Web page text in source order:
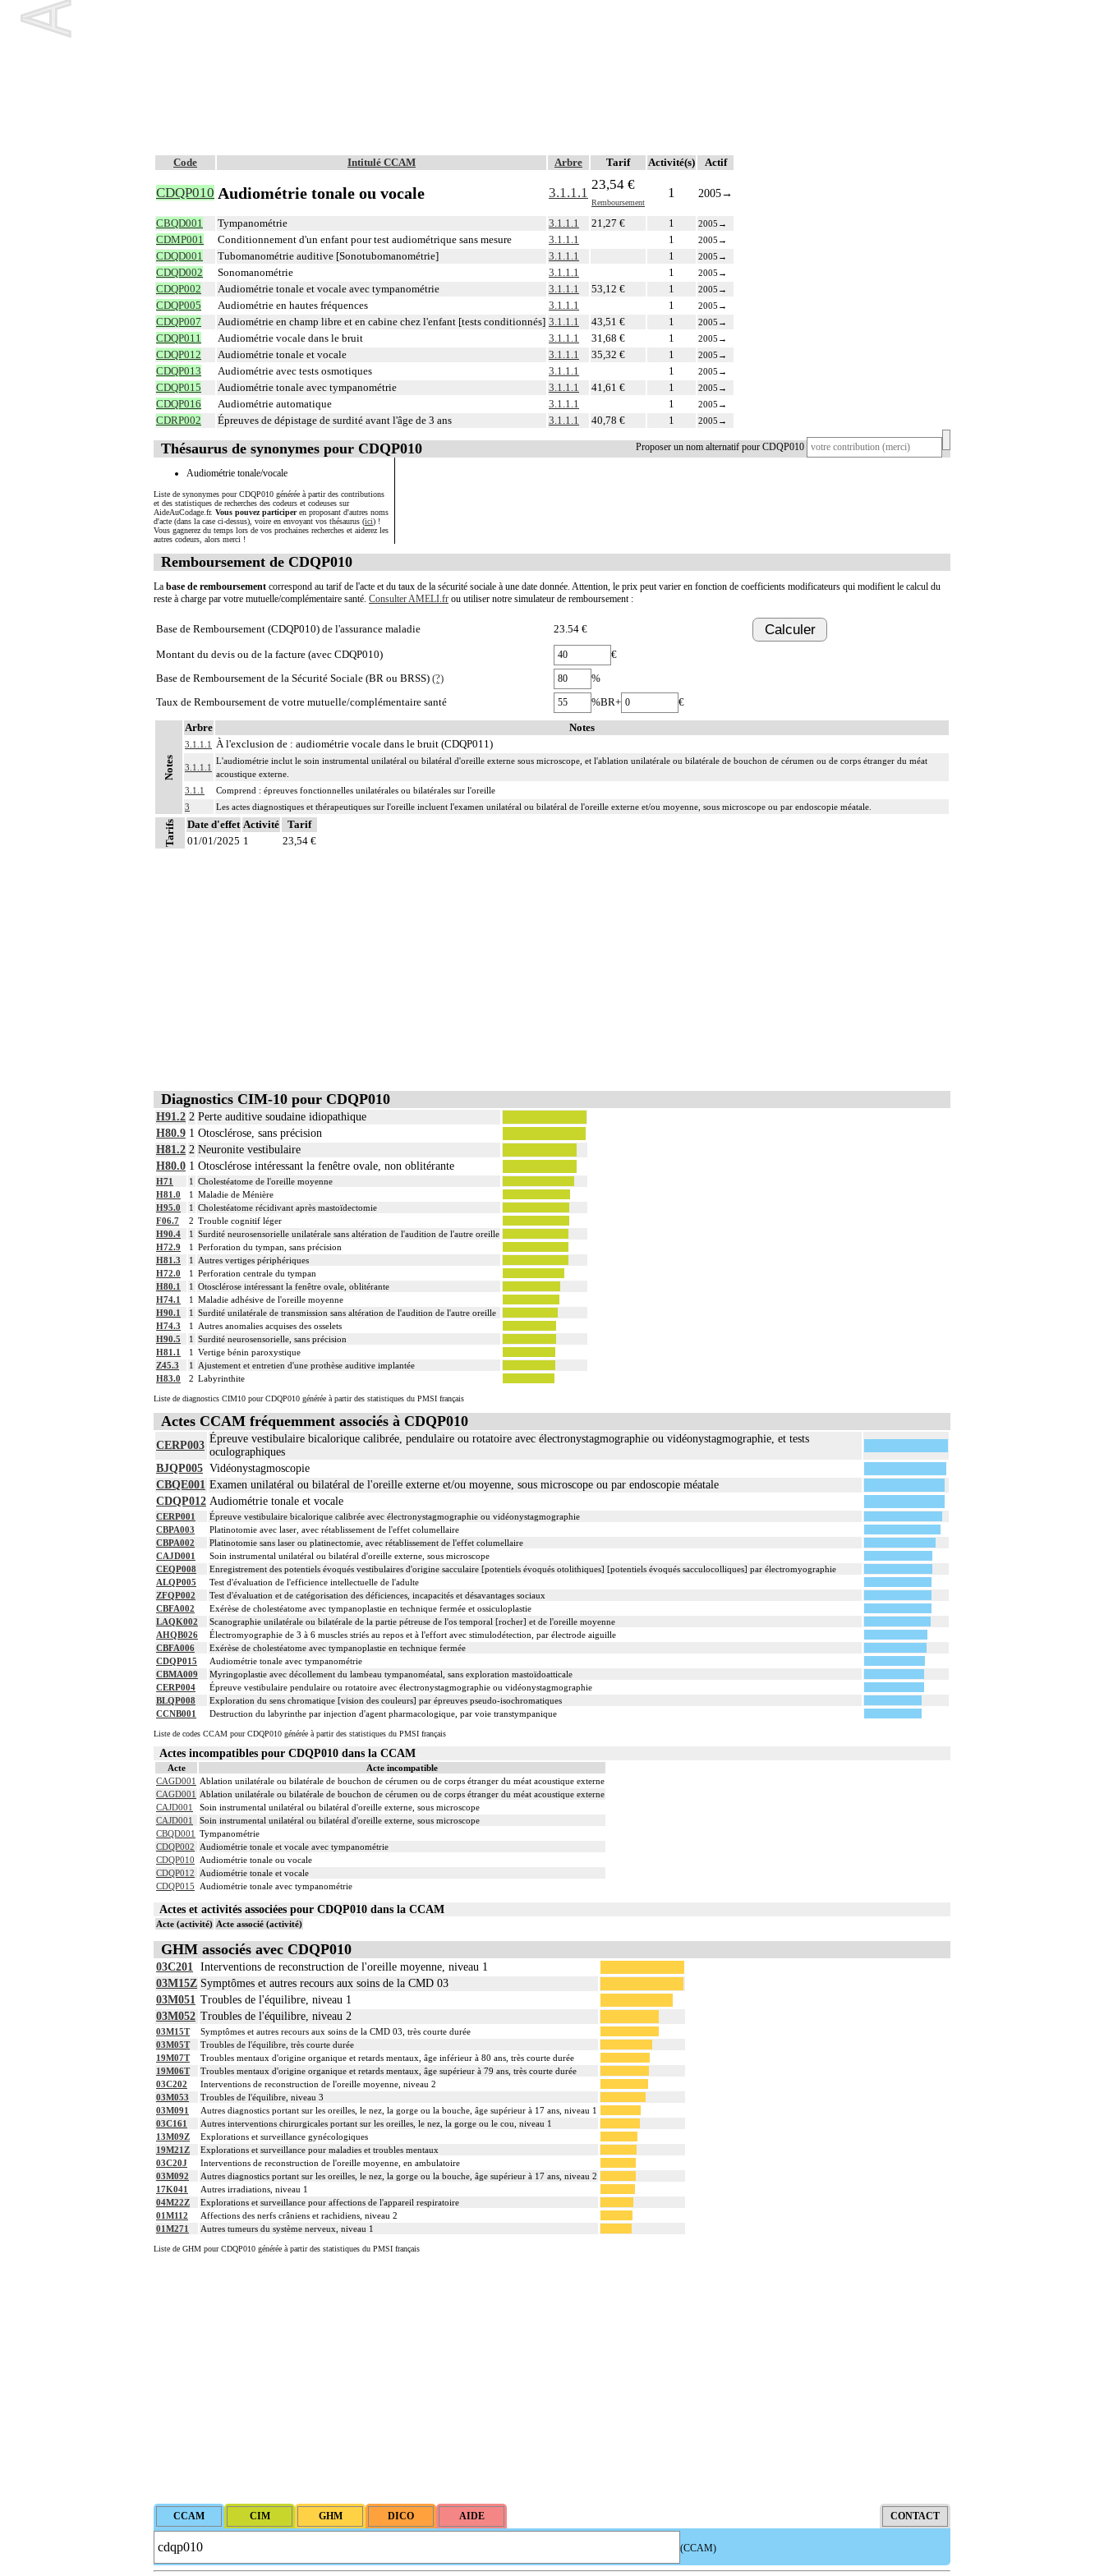
Code Intitulé CCAM Arbre Tarif Activité(s) Actif
CDQP010 Audiométrie tonale ou vocale 3.1.1.1
23,54 €
Remboursement
1 2005→
CBQD001 Tympanométrie 3.1.1.1 21,27 € 1 2005 →
CDMP001 Conditionnement d'un enfant pour test audiométrique sans mesure 3.1.1.1 1 2005 →
CDQD001 Tubomanométrie auditive [Sonotubomanométrie] 3.1.1.1 1 2005 →
CDQD002 Sonomanométrie 3.1.1.1 1 2005 →
CDQP002 Audiométrie tonale et vocale avec tympanométrie 3.1.1.1 53,12 € 1 2005 →
CDQP005 Audiométrie en hautes fréquences 3.1.1.1 1 2005 →
CDQP007 Audiométrie en champ libre et en cabine chez l'enfant [tests conditionnés] 3.1.1.1 43,51 € 1 2005 →
CDQP011 Audiométrie vocale dans le bruit 3.1.1.1 31,68 € 1 2005 →
CDQP012 Audiométrie tonale et vocale 3.1.1.1 35,32 € 1 2005 →
CDQP013 Audiométrie avec tests osmotiques 3.1.1.1 1 2005 →
CDQP015 Audiométrie tonale avec tympanométrie 3.1.1.1 41,61 € 1 2005 →
CDQP016 Audiométrie automatique 3.1.1.1 1 2005 →
CDRP002 Épreuves de dépistage de surdité avant l'âge de 3 ans 3.1.1.1 40,78 € 1 2005 →
Proposer un nom alternatif pour CDQP010
Thésaurus de synonymes pour CDQP010
Audiométrie tonale/vocale
Liste de synonymes pour CDQP010 générée à partir des contributions
et des statistiques de recherches des codeurs et codeuses sur
AideAuCodage.fr. Vous pouvez participeren proposant d'autres noms
d'acte (dans la case ci-dessus), voire en envoyant vos thésaurus (ici) !
Vous gagnerez du temps lors de vos prochaines recherches et aiderez les
autres codeurs, alors merci !
Remboursement de CDQP010
La base de remboursement correspond au tarif de l'acte et du taux de la sécurité sociale à une date donnée. Attention, le prix peut varier en fonction de coefficients modificateurs qui modifient le calcul du
reste à charge par votre mutuelle/complémentaire santé. Consulter AMELI.fr ou utiliser notre simulateur de remboursement :
Base de Remboursement (CDQP010) de l'assurance maladie 23.54 € Calculer
Montant du devis ou de la facture (avec CDQP010)
€
Base de Remboursement de la Sécurité Sociale (BR ou BRSS) (?)
%
Taux de Remboursement de votre mutuelle/complémentaire santé
%BR+ €
Notes
Arbre Notes
3.1.1.1 À l'exclusion de : audiométrie vocale dans le bruit (CDQP011)
3.1.1.1
L'audiométrie inclut le soin instrumental unilatéral ou bilatéral d'oreille externe sous microscope, et l'ablation unilatérale ou bilatérale de bouchon de cérumen ou de corps étranger du méat
acoustique externe.
3.1.1
Comprend : épreuves fonctionnelles unilatérales ou bilatérales sur l'oreille
3
Les actes diagnostiques et thérapeutiques sur l'oreille incluent l'examen unilatéral ou bilatéral de l'oreille externe et/ou moyenne, sous microscope ou par endoscopie méatale.
Tarifs Date d'effet Activité
Tarif
01/01/2025 1 23,54 €
Diagnostics CIM-10 pour CDQP010
H91.2 2 Perte auditive soudaine idiopathique
H80.9 1 Otosclérose, sans précision
H81.2 2 Neuronite vestibulaire
H80.0 1 Otosclérose intéressant la fenêtre ovale, non oblitérante
H71 1 Cholestéatome de l'oreille moyenne
H81.0
1 Maladie de Ménière
H95.0
1 Cholestéatome récidivant après mastoïdectomie
F06.7
2 Trouble cognitif léger
H90.4
1 Surdité neurosensorielle unilatérale sans altération de l'audition de l'autre oreille
H72.9
1 Perforation du tympan, sans précision
H81.3
1
Autres vertiges périphériques
H72.0
1 Perforation centrale du tympan
H80.1
1 Otosclérose intéressant la fenêtre ovale, oblitérante
H74.1
1 Maladie adhésive de l'oreille moyenne
H90.1
1 Surdité unilatérale de transmission sans altération de l'audition de l'autre oreille
H74.3
1
Autres anomalies acquises des osselets
H90.5
1 Surdité neurosensorielle, sans précision
H81.1
1 Vertige bénin paroxystique
Z45.3
1
Ajustement et entretien d'une prothèse auditive implantée
H83.0
2 Labyrinthite
Liste de diagnostics CIM10 pour CDQP010 générée à partir des statistiques du PMSI français
Actes CCAM fréquemment associés à CDQP010
CERP003
Épreuve vestibulaire bicalorique calibrée, pendulaire ou rotatoire avec électronystagmographie ou vidéonystagmographie, et tests
oculographiques
BJQP005 Vidéonystagmoscopie
CBQE001 Examen unilatéral ou bilatéral de l'oreille externe et/ou moyenne, sous microscope ou par endoscopie méatale
CDQP012 Audiométrie tonale et vocale
CERP001
Épreuve vestibulaire bicalorique calibrée avec électronystagmographie ou vidéonystagmographie
CBPA003
Platinotomie avec laser, avec rétablissement de l'effet columellaire
CBPA002
Platinotomie sans laser ou platinectomie, avec rétablissement de l'effet columellaire
CAJD001
Soin instrumental unilatéral ou bilatéral d'oreille externe, sous microscope
CEQP008
Enregistrement des potentiels évoqués vestibulaires d'origine sacculaire [potentiels évoqués otolithiques] [potentiels évoqués sacculocolliques] par électromyographie
ALQP005
Test d'évaluation de l'efficience intellectuelle de l'adulte
ZFQP002
Test d'évaluation et de catégorisation des déficiences, incapacités et désavantages sociaux
CBFA002
Exérèse de cholestéatome avec tympanoplastie en technique fermée et ossiculoplastie
LAQK002
Scanographie unilatérale ou bilatérale de la partie pétreuse de l'os temporal [rocher] et de l'oreille moyenne
AHQB026
Électromyographie de 3 à 6 muscles striés au repos et à l'effort avec stimulodétection, par électrode aiguille
CBFA006
Exérèse de cholestéatome avec tympanoplastie en technique fermée
CDQP015
Audiométrie tonale avec tympanométrie
CBMA009
Myringoplastie avec décollement du lambeau tympanoméatal, sans exploration mastoïdoatticale
CERP004
Épreuve vestibulaire pendulaire ou rotatoire avec électronystagmographie ou vidéonystagmographie
BLQP008
Exploration du sens chromatique [vision des couleurs] par épreuves pseudo-isochromatiques
CCNB001
Destruction du labyrinthe par injection d'agent pharmacologique, par voie transtympanique
Liste de codes CCAM pour CDQP010 générée à partir des statistiques du PMSI français
Actes incompatibles pour CDQP010 dans la CCAM
Acte
Acte incompatible
CAGD001 Ablation unilatérale ou bilatérale de bouchon de cérumen ou de corps étranger du méat acoustique externe
CAGD001 Ablation unilatérale ou bilatérale de bouchon de cérumen ou de corps étranger du méat acoustique externe
CAJD001
Soin instrumental unilatéral ou bilatéral d'oreille externe, sous microscope
CAJD001
Soin instrumental unilatéral ou bilatéral d'oreille externe, sous microscope
CBQD001 Tympanométrie
CDQP002 Audiométrie tonale et vocale avec tympanométrie
CDQP010 Audiométrie tonale ou vocale
CDQP012 Audiométrie tonale et vocale
CDQP015 Audiométrie tonale avec tympanométrie
Actes et activités associées pour CDQP010 dans la CCAM
Acte (activité) Acte associé (activité)
GHM associés avec CDQP010
03C201 Interventions de reconstruction de l'oreille moyenne, niveau 1
03M15Z Symptômes et autres recours aux soins de la CMD 03
03M051 Troubles de l'équilibre, niveau 1
03M052 Troubles de l'équilibre, niveau 2
03M15T
Symptômes et autres recours aux soins de la CMD 03, très courte durée
03M05T
Troubles de l'équilibre, très courte durée
19M07T
Troubles mentaux d'origine organique et retards mentaux, âge inférieur à 80 ans, très courte durée
19M06T
Troubles mentaux d'origine organique et retards mentaux, âge supérieur à 79 ans, très courte durée
03C202
Interventions de reconstruction de l'oreille moyenne, niveau 2
03M053
Troubles de l'équilibre, niveau 3
03M091
Autres diagnostics portant sur les oreilles, le nez, la gorge ou la bouche, âge supérieur à 17 ans, niveau 1
03C161
Autres interventions chirurgicales portant sur les oreilles, le nez, la gorge ou le cou, niveau 1
13M09Z
Explorations et surveillance gynécologiques
19M21Z
Explorations et surveillance pour maladies et troubles mentaux
03C20J
Interventions de reconstruction de l'oreille moyenne, en ambulatoire
03M092
Autres diagnostics portant sur les oreilles, le nez, la gorge ou la bouche, âge supérieur à 17 ans, niveau 2
17K041
Autres irradiations, niveau 1
04M22Z
Explorations et surveillance pour affections de l'appareil respiratoire
01M112
Affections des nerfs crâniens et rachidiens, niveau 2
01M271
Autres tumeurs du système nerveux, niveau 1
Liste de GHM pour CDQP010 générée à partir des statistiques du PMSI français
(CCAM)